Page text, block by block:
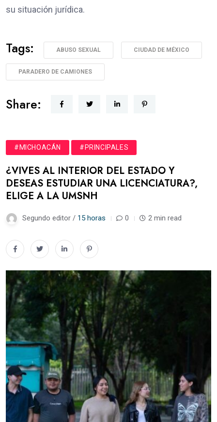
su situación jurídica.
Tags: ABUSO SEXUAL CIUDAD DE MÉXICO
PARADERO DE CAMIONES
Share:
#MICHOACÁN #PRINCIPALES
¿VIVES AL INTERIOR DEL ESTADO Y
DESEAS ESTUDIAR UNA LICENCIATURA?,
ELIGE A LA UMSNH
Segundo editor / 15 horas 0 2 min read